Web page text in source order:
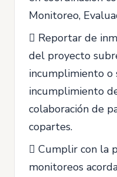
Monitoreo,
 Reportar de
del proyecto
incumplimiento o
incumplimiento
colaboración de
copartes.
 Cumplir con la
monitoreos